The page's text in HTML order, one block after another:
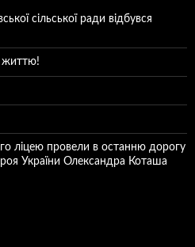
сільської ради відбувся
життю!
ліцею провели в останню дорогу
України Олександра Коташа